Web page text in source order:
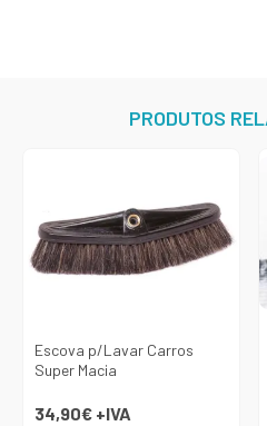
PRODUTOS
Escova p/Lavar Carros
Super Macia
34,90€ +IVA